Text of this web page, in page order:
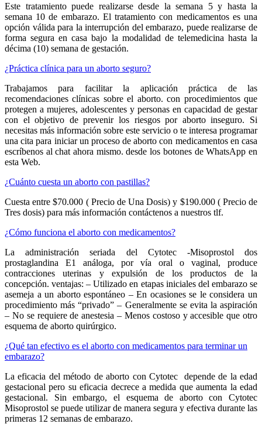
Este tratamiento puede realizarse desde la semana 5 y hasta la
semana 10 de embarazo. El tratamiento con medicamentos es una
opción válida para la interrupción del embarazo, puede realizarse de
forma segura en casa bajo la modalidad de telemedicina hasta la
décima (10) semana de gestación.
¿Práctica clínica para un aborto seguro?
Trabajamos para facilitar la aplicación práctica de las
recomendaciones clínicas sobre el aborto. con procedimientos que
protegen a mujeres, adolescentes y personas en capacidad de gestar
con el objetivo de prevenir los riesgos por aborto inseguro. Si
necesitas más información sobre este servicio o te interesa programar
una cita para iniciar un proceso de aborto con medicamentos en casa
escríbenos al chat ahora mismo. desde los botones de WhatsApp en
esta Web.
¿Cuánto cuesta un aborto con pastillas?
Cuesta entre $70.000 ( Precio de Una Dosis) y $190.000 ( Precio de
Tres dosis) para más información contáctenos a nuestros tlf.
¿Cómo funciona el aborto con medicamentos?
La administración seriada del Cytotec -Misoprostol dos
prostaglandina E1 análoga, por vía oral o vaginal, produce
contracciones uterinas y expulsión de los productos de la
concepción. ventajas: – Utilizado en etapas iniciales del embarazo se
asemeja a un aborto espontáneo – En ocasiones se le considera un
procedimiento más “privado” – Generalmente se evita la aspiración
– No se requiere de anestesia – Menos costoso y accesible que otro
esquema de aborto quirúrgico.
¿Qué tan efectivo es el aborto con medicamentos para terminar un
embarazo?
La eficacia del método de aborto con Cytotec depende de la edad
gestacional pero su eficacia decrece a medida que aumenta la edad
gestacional. Sin embargo, el esquema de aborto con Cytotec
Misoprostol se puede utilizar de manera segura y efectiva durante las
primeras 12 semanas de embarazo.